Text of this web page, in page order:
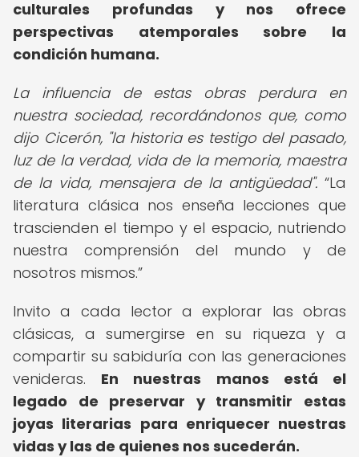
culturales profundas y nos ofrece
perspectivas atemporales sobre la
condición humana.
La influencia de estas obras perdura en
nuestra sociedad, recordándonos que, como
dijo Cicerón, "la historia es testigo del pasado,
luz de la verdad, vida de la memoria, maestra
de la vida, mensajera de la antigüedad".
La
literatura clásica nos enseña lecciones que
trascienden el tiempo y el espacio, nutriendo
nuestra comprensión del mundo y de
nosotros mismos.
Invito a cada lector a explorar las obras
clásicas, a sumergirse en su riqueza y a
compartir su sabiduría con las generaciones
venideras. En nuestras manos está el
legado de preservar y transmitir estas
joyas literarias para enriquecer nuestras
vidas y las de quienes nos sucederán.